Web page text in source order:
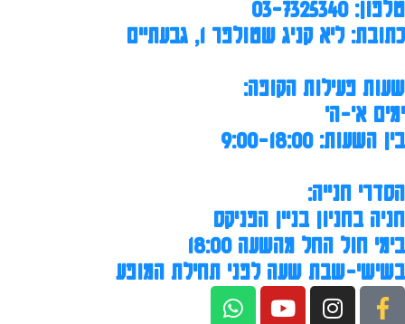
טלפון: 03-7325340
כתובת: ליא קניג שטולפר 1, גבעתיים
שעות פעילות הקופה:
ימים א'-ה'
בין השעות: 9:00-18:00
הסדרי חנייה:
חניה בחניון בניין הפניקס
בימי חול החל מהשעה 18:00
בשישי-שבת שעה לפני תחילת המופע